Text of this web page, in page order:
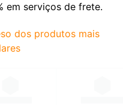
em serviços de frete.
dos produtos mais